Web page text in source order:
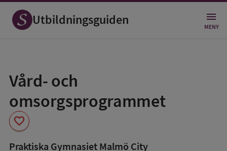
Utbildningsguiden MENY
Vård- och
omsorgsprogrammet
favorite
som
favorit
Praktiska Gymnasiet Malmö City